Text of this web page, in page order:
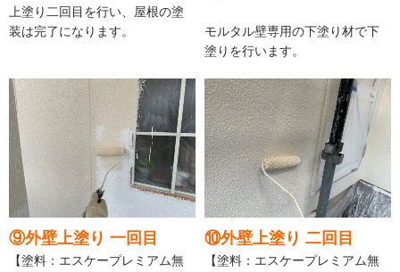
上塗り二回目を行い、屋根の塗
装は完了になります。
モルタル壁専用の下塗り材で下
塗りを行います。
⑨外壁上塗り 一回目
【塗料：エスケープレミアム無
⑩外壁上塗り 二回目
【塗料：エスケープレミアム無